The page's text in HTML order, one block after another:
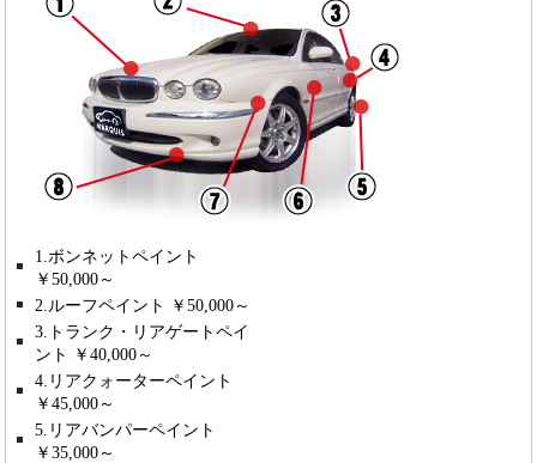
1.ボンネットペイント
￥50,000～
2.ルーフペイント ￥50,000～
3.トランク・リアゲートペイ
ント ￥40,000～
4.リアクォーターペイント
￥45,000～
5.リアバンパーペイント
￥35,000～